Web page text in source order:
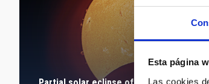
Esta página
Las cookies